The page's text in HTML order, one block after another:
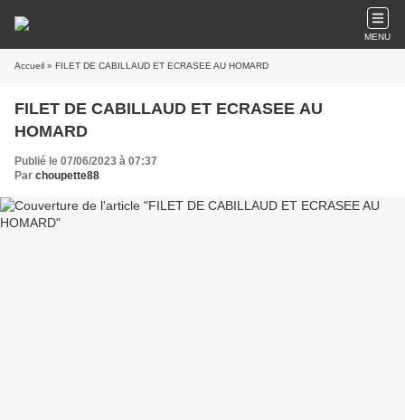
MENU
Accueil » FILET DE CABILLAUD ET ECRASEE AU HOMARD
FILET DE CABILLAUD ET ECRASEE AU
HOMARD
Publié le 07/06/2023 à 07:37
Par choupette88